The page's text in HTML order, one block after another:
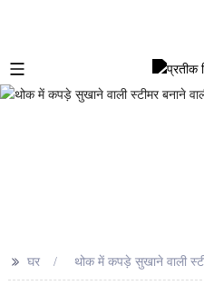
>> घर थोक में कपड़े सुखाने वाली